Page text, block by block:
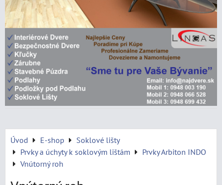
Úvod E-shop
Soklové lišty
Prvky a úchyty k soklovým lištám
Prvky Arbiton INDO
Vnútorný roh